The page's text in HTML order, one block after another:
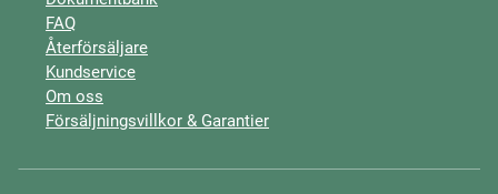
FAQ
Återförsäljare
Kundservice
Om oss
Försäljningsvillkor & Garantier